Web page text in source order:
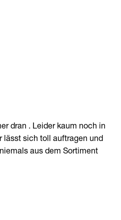
dran . Leider kaum noch in
lässt sich toll auftragen und
aus dem Sortiment